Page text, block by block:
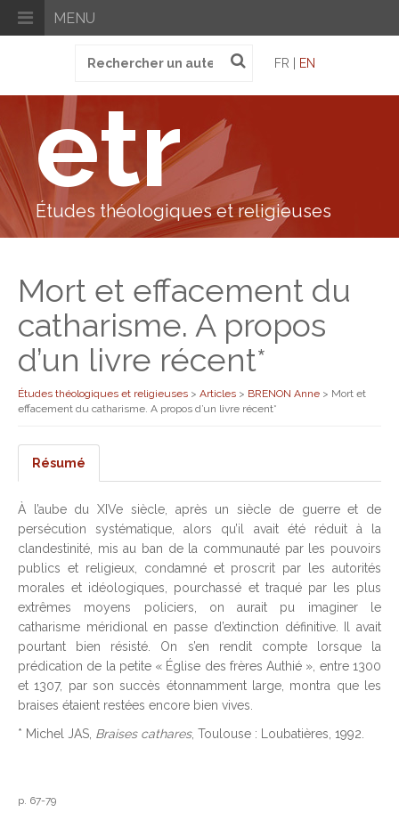
MENU
pour
FR | EN
etr
Études théologiques et religieuses
Mort et effacement du
catharisme. A propos
d’un livre récent*
Études théologiques et religieuses > Articles > BRENON Anne > Mort et
effacement du catharisme. A propos d’un livre récent*
Résumé
À l’aube du XIVe siècle, après un siècle de guerre et de
persécution systématique, alors qu’il avait été réduit à la
clandestinité, mis au ban de la communauté par les pouvoirs
publics et religieux, condamné et proscrit par les autorités
morales et idéologiques, pourchassé et traqué par les plus
extrêmes moyens policiers, on aurait pu imaginer le
catharisme méridional en passe d’extinction définitive. Il avait
pourtant bien résisté. On s’en rendit compte lorsque la
prédication de la petite « Église des frères Authié », entre 1300
et 1307, par son succès étonnamment large, montra que les
braises étaient restées encore bien vives.
* Michel JAS, Braises cathares, Toulouse : Loubatières, 1992.
p. 67-79